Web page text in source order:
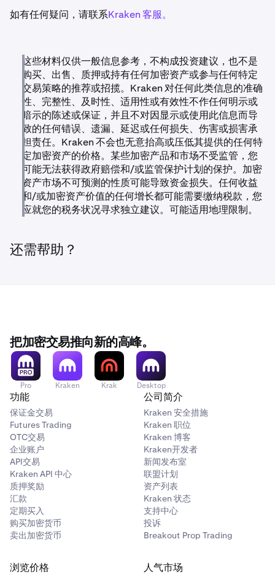
14:00。
建议持有这些资产的客户在清算日期前提现或转换其持有的
资产。
受影响资产的交易和充值功能将自2026年5月1日起
停。
2026年8月3日之后，所有剩余余额将根据当时的市场
情况
自动清算。
注意：Kraken Futures 目前不对美国和其他国家/地区的
客户开放。
目前，其中一些资产的市场有限或不活跃。因此，清算价
格可能远低于近期参考价格，在某些情况下，由于执行时
市场流动性不足，可能导致收益极少或没有收益。
如有任何疑问，请联系Kraken 客服。
这些材料仅供一般信息参考，不构成投资建议，也不是
购买、出售、质押或持有任何加密资产或参与任何特定
交易策略的推荐或招揽。Kraken 对任何此类信息的准确
性、完整性、及时性、适用性或有效性不作任何明示或
暗示的陈述或保证，并且不对因显示或使用此信息而导
致的任何错误、遗漏、延迟或任何损失、伤害或损害承
担责任。Kraken 不会也无意抬高或压低其提供的任何特
定加密资产的价格。某些加密产品和市场不受监管，您
可能无法获得政府赔偿和/或监管保护计划的保护。加密
资产市场不可预测的性质可能导致资金损失。任何收益
和/或加密资产价值的任何增长都可能需要缴纳税款，您
应就您的税务状况寻求独立建议。可能适用地理限制。
还需帮助？
把加密交易推向新的高峰。
Pro Kraken Krak Desktop
功能
保证金交易
Futures Trading
OTC交易
企业账户
API交易
Kraken API 中心
质押奖励
汇款
定期买入
购买加密货币
卖出加密货币
公司简介
Kraken 安全措施
Kraken 职位
Kraken 博客
Kraken开发者
新闻发布室
联盟计划
资产列表
Kraken 状态
支持中心
投诉
Breakout Prop Trading
浏览价格 人气市场